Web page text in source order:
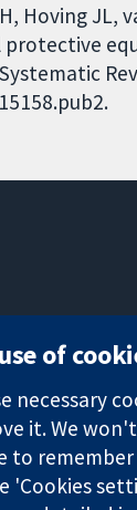
Hoving JL,
protective
(no. 1045921)
of
necessary
it. We
to
'Cookies